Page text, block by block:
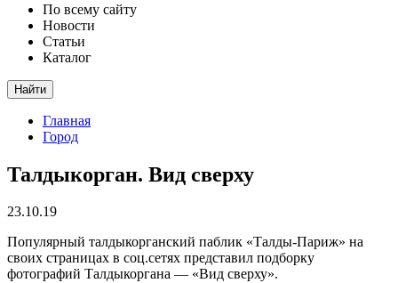
По всему сайту
Новости
Статьи
Каталог
Найти
Главная
Город
Талдыкорган. Вид сверху
23.10.19
Популярный талдыкорганский паблик «Талды-Париж» на
своих страницах в соц.сетях представил подборку
фотографий Талдыкоргана — «Вид сверху».